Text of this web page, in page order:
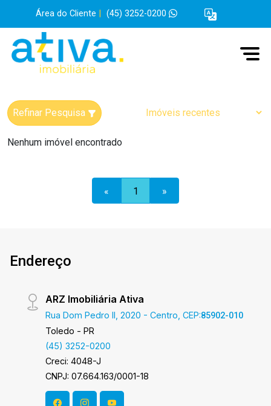
Área do Cliente (45) 3252-0200
Refinar Pesquisa
Nenhum imóvel encontrado
« 1 »
Endereço
ARZ Imobiliária Ativa
Rua Dom Pedro II, 2020 - Centro, CEP:85902-010
Toledo - PR
(45) 3252-0200
Creci: 4048-J
CNPJ: 07.664.163/0001-18